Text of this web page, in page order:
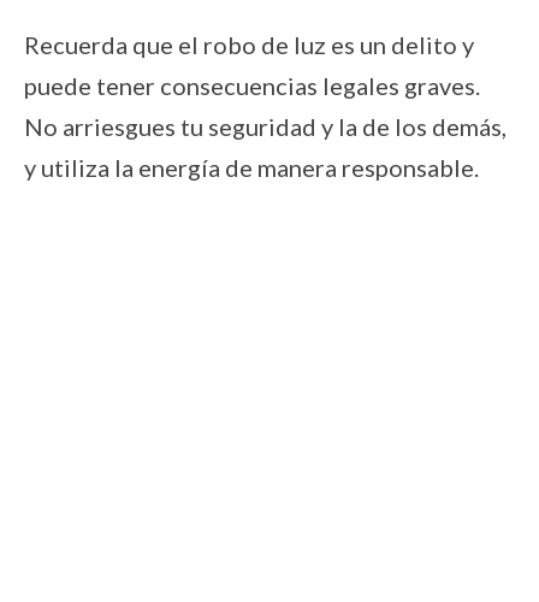
Recuerda que el robo de luz es un delito y
puede tener consecuencias legales graves.
No arriesgues tu seguridad y la de los demás,
y utiliza la energía de manera responsable.